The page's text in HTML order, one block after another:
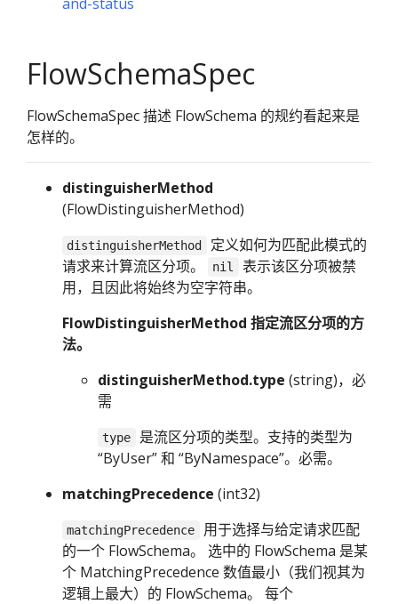
FlowSchemaSpec
FlowSchemaSpec 描述 FlowSchema 的规约看起来是
怎样的。
distinguisherMethod
(FlowDistinguisherMethod)
distinguisherMethod
定义如何为匹配此模式的
请求来计算流区分项。
nil
表示该区分项被禁
用，且因此将始终为空字符串。
FlowDistinguisherMethod 指定流区分项的方
法。
distinguisherMethod.type (string)，必
需
type
是流区分项的类型。支持的类型为
“ByUser” 和 “ByNamespace”。必需。
matchingPrecedence (int32)
matchingPrecedence
用于选择与给定请求匹配
的一个 FlowSchema。 选中的 FlowSchema 是某
个 MatchingPrecedence 数值最小（我们视其为
逻辑上最大）的 FlowSchema。 每个